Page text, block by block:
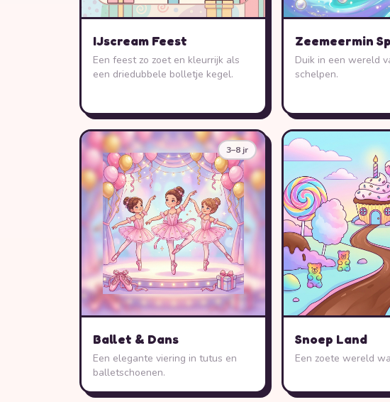
IJscream Feest
Een feest zo zoet en kleurrijk als
een driedubbele bolletje kegel.
Zeemeermin
Duik in een wereld
schelpen.
3–8 jr
Ballet & Dans
Een elegante viering in tutus en
balletschoenen.
Snoep Land
Een zoete wereld